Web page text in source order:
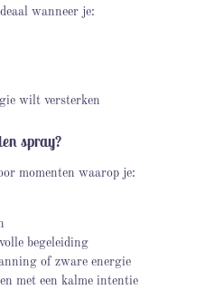
wanneer je:
wilt versterken
spray?
momenten waarop je:
begeleiding
of zware energie
met een kalme intentie